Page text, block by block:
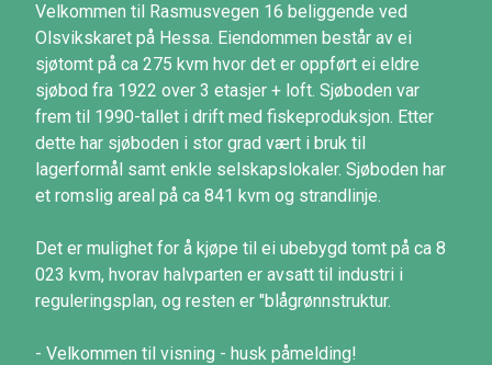
Velkommen til Rasmusvegen 16 beliggende ved
Olsvikskaret på Hessa. Eiendommen består av ei
sjøtomt på ca 275 kvm hvor det er oppført ei eldre
sjøbod fra 1922 over 3 etasjer + loft. Sjøboden var
frem til 1990-tallet i drift med fiskeproduksjon. Etter
dette har sjøboden i stor grad vært i bruk til
lagerformål samt enkle selskapslokaler. Sjøboden har
et romslig areal på ca 841 kvm og strandlinje.
Det er mulighet for å kjøpe til ei ubebygd tomt på ca 8
023 kvm, hvorav halvparten er avsatt til industri i
reguleringsplan, og resten er "blågrønnstruktur.
- Velkommen til visning - husk påmelding!